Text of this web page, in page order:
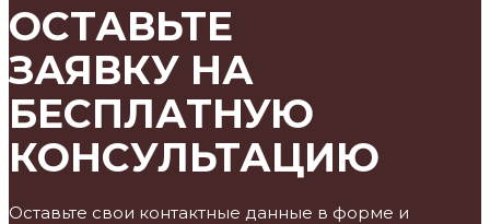
ОСТАВЬТЕ
ЗАЯВКУ НА
БЕСПЛАТНУЮ
КОНСУЛЬТАЦИЮ
Оставьте свои контактные данные в форме и